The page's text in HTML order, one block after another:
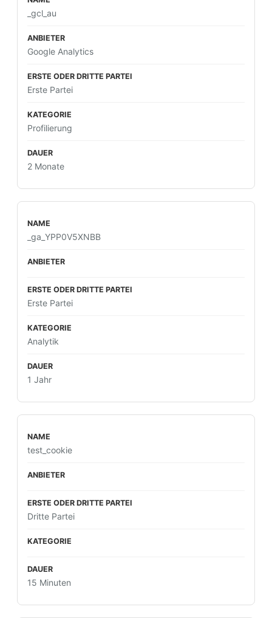
_gcl_au
Google Analytics
Erste Partei
Profilierung
2 Monate
_ga_YPP0V5XNBB
Erste Partei
Analytik
1 Jahr
test_cookie
Dritte Partei
15 Minuten